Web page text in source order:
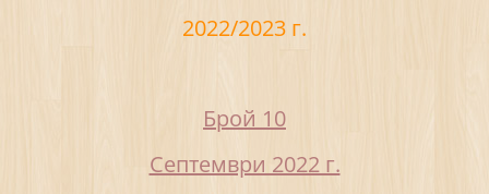
2022/2023 г.
Брой 10
Септември 2022 г.